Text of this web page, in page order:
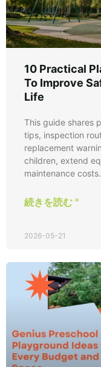
10 Practical
To Improve
Life
This guide shares
tips, inspection
replacement
children, extend
maintenance costs.
続きを読む "
2026-05-21